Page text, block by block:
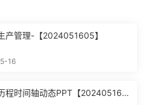
产管理-【2024051605】
16
程时间轴动态PPT【202405160